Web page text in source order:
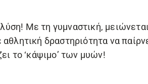
Με τη γυμναστική,
δραστηριότητα να
το ‘κάψιμο’ των μυών!